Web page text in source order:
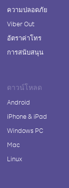
ความปลอดภัย
Viber Out
อัตราค่าโทร
การสนับสนุน
ดาวน์โหลด
Android
iPhone & iPad
Windows PC
Mac
Linux